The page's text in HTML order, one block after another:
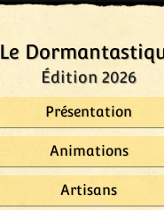
Le
Édition 2026
Présentation
Animations
Artisans